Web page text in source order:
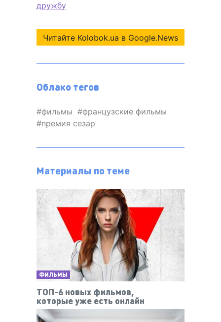
дружбу
Читайте Kolobok.ua в Google.News
Облако тегов
фильмы
французские фильмы
премия сезар
Материалы по теме
ФИЛЬМЫ
ТОП-6 новых фильмов,
которые уже есть онлайн